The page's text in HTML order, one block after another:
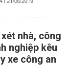
nhà, công
nghiệp kêu
xe công an